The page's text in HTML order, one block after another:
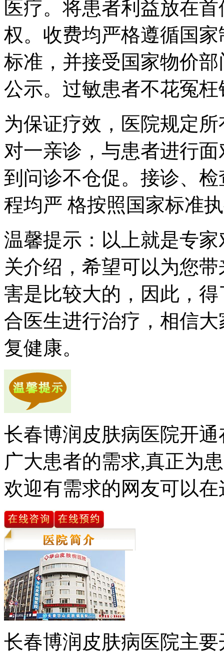
医疗。将患者利益放在
权。收费均严格遵循国
标准，并接受国家物价
公示。过敏患者不花冤
为保证疗效，医院规定
对一亲诊，与患者进行
到问诊不仓促。接诊、
程均严 格按照国家标准
温馨提示：以上就是专
关介绍，希望可以为您
害是比较大的，因此，
合医生进行治疗，相信
复健康。
长春博润皮肤病医院开
广大患者的需求,真正为
欢迎有需求的网友可以
长春博润皮肤病医院主